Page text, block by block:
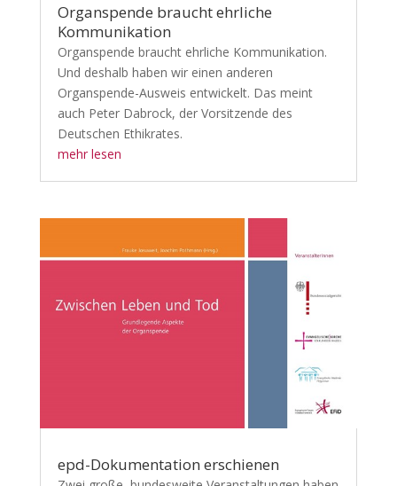
Organspende braucht ehrliche
Kommunikation
Organspende braucht ehrliche Kommunikation.
Und deshalb haben wir einen anderen
Organspende-Ausweis entwickelt. Das meint
auch Peter Dabrock, der Vorsitzende des
Deutschen Ethikrates.
mehr lesen
epd-Dokumentation erschienen